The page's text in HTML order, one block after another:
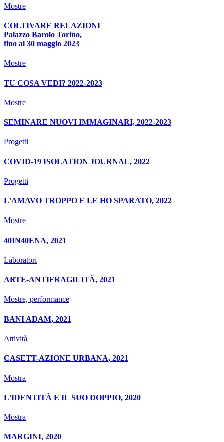
Mostre
COLTIVARE RELAZIONI
Palazzo Barolo Torino,
fino al 30 maggio 2023
Mostre
TU COSA VEDI? 2022-2023
Mostre
SEMINARE NUOVI IMMAGINARI, 2022-2023
Progetti
COVID-19 ISOLATION JOURNAL, 2022
Progetti
L'AMAVO TROPPO E LE HO SPARATO, 2022
Mostre
40IN40ENA, 2021
Laboratori
ARTE-ANTIFRAGILITÀ, 2021
Mostre, performance
BANI ADAM, 2021
Attività
CASETT-AZIONE URBANA, 2021
Mostra
L'IDENTITÀ E IL SUO DOPPIO, 2020
Mostra
MARGINI, 2020